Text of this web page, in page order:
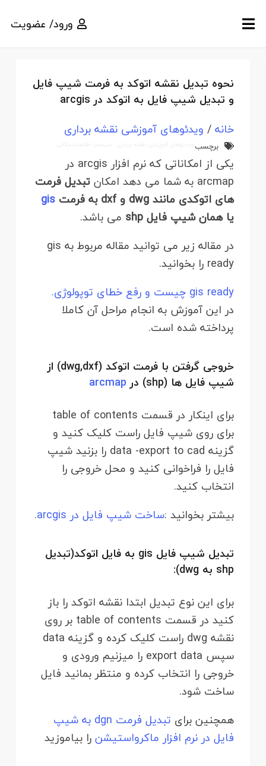
ورود/ عضویت
نحوه تبدیل نقشه اتوکد به فرمت شیپ فایل
و تبدیل شیپ فایل به اتوکد در arcgis
خانه/ ویدئوهای آموزشی نقشه برداری
برچسب
یکی از امکاناتی که نرم افزار arcgis در
arcmap به شما می دهد امکان
تبدیل فرمت
های اتوکدی مانند dwg و dxf به فرمت
gis
یا همان شیپ فایل shp
می باشد.
در مقاله زیر می توانید مقاله مربوط به gis
ready را بخوانید.
gis ready چیست و رفع خطای توپولوژی.
در این آموزش به انجام مراحل آن کاملا
پرداخته شده است.
خروجی گرفتن با فرمت اتوکد (dwg,dxf) از
شیپ فایل ها (shp) در
arcmap
برای اینکار در قسمت table of contents
برای روی شیپ فایل راست کلیک کنید و
گزینه data -export to cad را بزنید شیپ
فایل را فراخوانی کنید و محل خروجی را
انتخاب کنید.
بیشتر بخوانید :ساخت شیپ فایل در arcgis.
تبدیل شیپ فایل gis به فایل اتوکد(تبدیل
shp به dwg):
برای این نوع تبدیل ابتدا نقشه اتوکد را باز
کنید در قسمت table of contents بر روی
نقشه dwg راست کلیک کرده و گزینه data
سپس export data را میزنیم ورودی و
خروجی را انتخاب کرده و منتظر بمانید فایل
ساخت شود.
همچنین برای
تبدیل فرمت dgn به شیپ
فایل در نرم افزار ماکرواستیشنرا بیاموزید